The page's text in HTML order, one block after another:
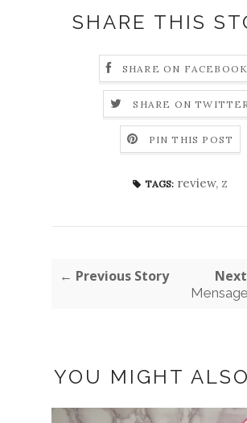
SHARE THIS
SHARE ON FACEBOOK
SHARE ON
PIN THIS POST
TAGS: review, z
← Previous Story
YOU MIGHT